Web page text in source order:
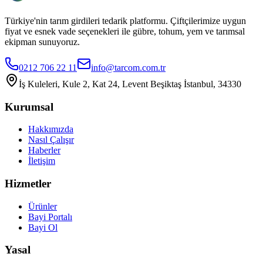
Türkiye'nin tarım girdileri tedarik platformu. Çiftçilerimize uygun
fiyat ve esnek vade seçenekleri ile gübre, tohum, yem ve tarımsal
ekipman sunuyoruz.
0212 706 22 11
info@tarcom.com.tr
İş Kuleleri, Kule 2, Kat 24, Levent Beşiktaş İstanbul, 34330
Kurumsal
Hakkımızda
Nasıl Çalışır
Haberler
İletişim
Hizmetler
Ürünler
Bayi Portalı
Bayi Ol
Yasal